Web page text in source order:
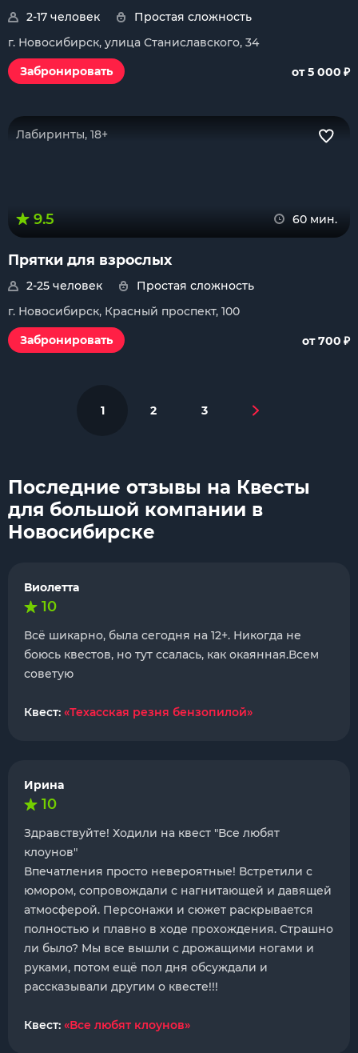
2-17 человек
Простая сложность
г. Новосибирск, улица Станиславского, 34
Забронировать
от 5 000 ₽
Лабиринты, 18+
9.5 60 мин.
Прятки для взрослых
2-25 человек
Простая сложность
г. Новосибирск, Красный проспект, 100
Забронировать
от 700 ₽
1 2 3
Последние отзывы на Квесты
для большой компании в
Новосибирске
Виолетта
10
Всё шикарно, была сегодня на 12+. Никогда не
боюсь квестов, но тут ссалась, как окаянная.Всем
советую
Квест: «Техасская резня бензопилой»
Ирина
10
Здравствуйте! Ходили на квест "Все любят
клоунов"
Впечатления просто невероятные! Встретили с
юмором, сопровождали с нагнитающей и давящей
атмосферой. Персонажи и сюжет раскрывается
полностью и плавно в ходе прохождения. Страшно
ли было? Мы все вышли с дрожащими ногами и
руками, потом ещё пол дня обсуждали и
рассказывали другим о квесте!!!
Квест: «Все любят клоунов»